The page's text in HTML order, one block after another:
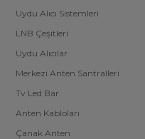
Uydu Alıcı Sistemleri
LNB Çeşitleri
Uydu Alıcılar
Merkezi Anten Santralleri
Tv Led Bar
Anten Kabloları
Çanak Anten